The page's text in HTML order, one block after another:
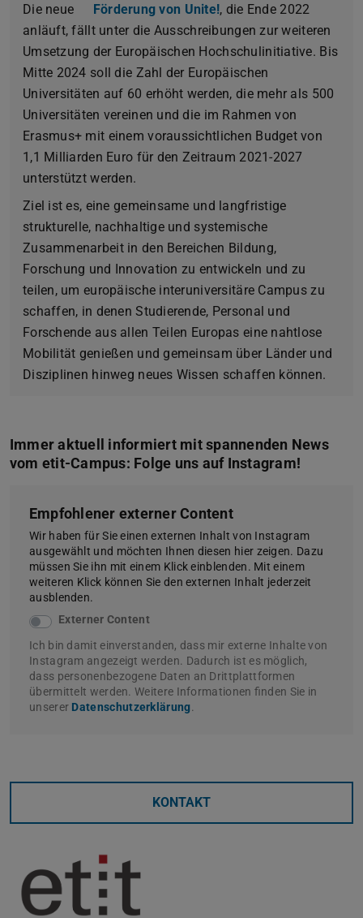
Die neue
Förderung von Unite!, die Ende 2022
anläuft, fällt unter die Ausschreibungen zur weiteren
Umsetzung der Europäischen Hochschulinitiative. Bis
Mitte 2024 soll die Zahl der Europäischen
Universitäten auf 60 erhöht werden, die mehr als 500
Universitäten vereinen und die im Rahmen von
Erasmus+ mit einem voraussichtlichen Budget von
1,1 Milliarden Euro für den Zeitraum 2021-2027
unterstützt werden.
Ziel ist es, eine gemeinsame und langfristige
strukturelle, nachhaltige und systemische
Zusammenarbeit in den Bereichen Bildung,
Forschung und Innovation zu entwickeln und zu
teilen, um europäische interuniversitäre Campus zu
schaffen, in denen Studierende, Personal und
Forschende aus allen Teilen Europas eine nahtlose
Mobilität genießen und gemeinsam über Länder und
Disziplinen hinweg neues Wissen schaffen können.
Immer aktuell informiert mit spannenden News
vom etit-Campus: Folge uns auf Instagram!
Empfohlener externer Content
Wir haben für Sie einen externen Inhalt von Instagram
ausgewählt und möchten Ihnen diesen hier zeigen. Dazu
müssen Sie ihn mit einem Klick einblenden. Mit einem
weiteren Klick können Sie den externen Inhalt jederzeit
ausblenden.
Externer Content
Ich bin damit einverstanden, dass mir externe Inhalte von
Instagram angezeigt werden. Dadurch ist es möglich,
dass personenbezogene Daten an Drittplattformen
übermittelt werden. Weitere Informationen finden Sie in
unserer Datenschutzerklärung.
KONTAKT